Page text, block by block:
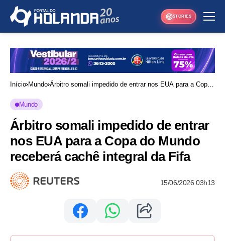
STORIES
Início Mundo Árbitro somali impedido de entrar nos EUA para a Copa
Mundo
Árbitro somali impedido de entrar
nos EUA para a Copa do Mundo
receberá cachê integral da Fifa
15/06/2026 03h13